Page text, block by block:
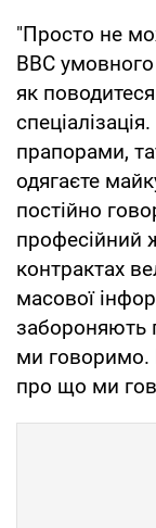
"Просто не
ВВС умовного
як
прапорами,
одягаєте
постійно
професійний
контрактах
масової
забороняють
ми говоримо.
про що ми